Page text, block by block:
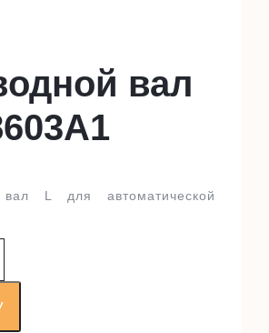
вал
вал L для автоматической